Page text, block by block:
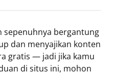
sepenuhnya bergantung
dan menyajikan konten
gratis — jadi jika kamu
di situs ini, mohon